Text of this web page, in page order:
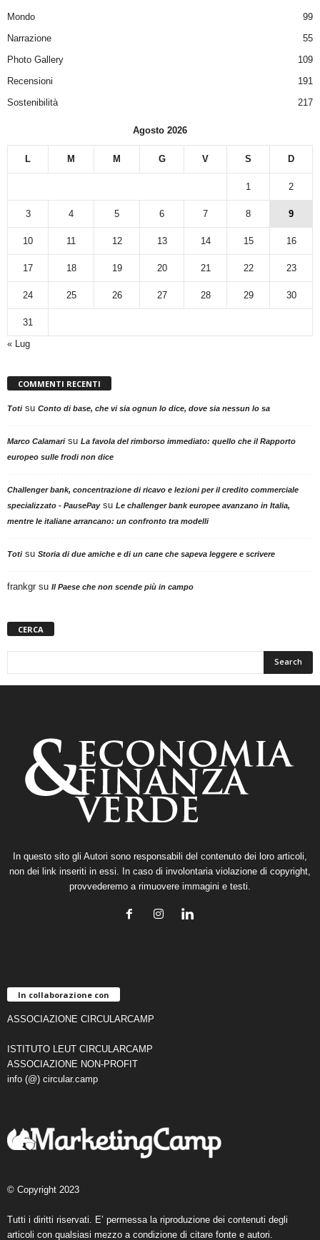
Mondo
99
Narrazione
55
Photo Gallery
109
Recensioni
191
Sostenibilità
217
Agosto 2026
L M M G V S D
1 2
3 4 5 6 7 8 9
10 11 12 13 14 15 16
17 18 19 20 21 22 23
24 25 26 27 28 29 30
31
« Lug
COMMENTI RECENTI
Totisu Conto di base, che vi sia ognun lo dice, dove sia nessun lo sa
Marco Calamarisu La favola del rimborso immediato: quello che il Rapporto
europeo sulle frodi non dice
Challenger bank, concentrazione di ricavo e lezioni per il credito commerciale
specializzato - PausePaysu Le challenger bank europee avanzano in Italia,
mentre le italiane arrancano: un confronto tra modelli
Totisu Storia di due amiche e di un cane che sapeva leggere e scrivere
frankgr su Il Paese che non scende più in campo
CERCA
In questo sito gli Autori sono responsabili del contenuto dei loro articoli,
non dei link inseriti in essi. In caso di involontaria violazione di copyright,
provvederemo a rimuovere immagini e testi.
In collaborazione con
ASSOCIAZIONE CIRCULARCAMP
ISTITUTO LEUT CIRCULARCAMP
ASSOCIAZIONE NON-PROFIT
info (@) circular.camp
© Copyright 2023
Tutti i diritti riservati. E’ permessa la riproduzione dei contenuti degli
articoli con qualsiasi mezzo a condizione di citare fonte e autori.